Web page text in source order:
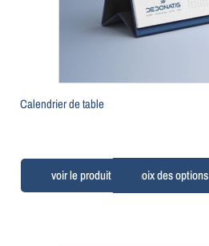
Calendrier de table
Choix des options